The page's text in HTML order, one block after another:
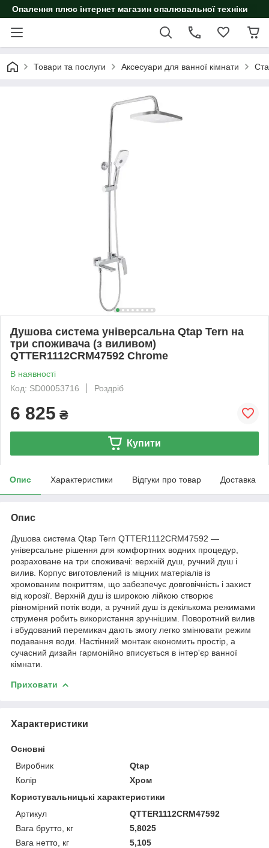
Опалення плюс інтернет магазин опалювальної техніки
Товари та послуги Аксесуари для ванної кімнати
Душова система універсальна Qtap Tern на
три споживача (з виливом)
QTTER1112CRM47592 Chrome
В наявності
Код: SD00053716
Роздріб
6 825 ₴
Купити
Опис Характеристики Відгуки про товар Доставка
Опис
Душова система Qtap Tern QTTER1112CRM47592 —
універсальне рішення для комфортних водних процедур,
розраховане на три споживачі: верхній душ, ручний душ і
вилив. Корпус виготовлений із міцних матеріалів із
хромованим покриттям, що забезпечує довговічність і захист
від корозії. Верхній душ із широкою лійкою створює
рівномірний потік води, а ручний душ із декількома режимами
струменя робить використання зручнішим. Поворотний вилив
і вбудований перемикач дають змогу легко змінювати режим
подавання води. Настінний монтаж економить простір, а
сучасний дизайн гармонійно вписується в інтер'єр ванної
кімнати.
Приховати
Характеристики
Основні
Виробник
Qtap
Колір
Хром
Користувальницькі характеристики
Артикул
QTTER1112CRM47592
Вага брутто, кг
5,8025
Вага нетто, кг
5,105